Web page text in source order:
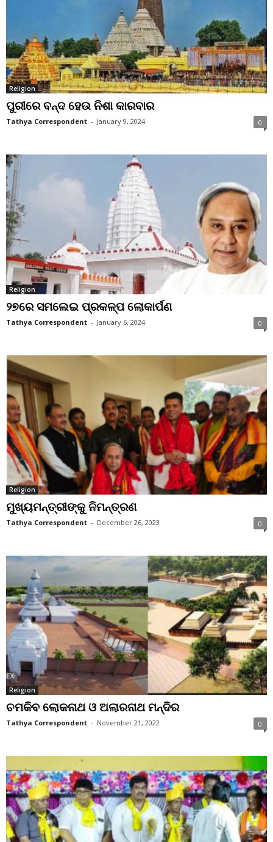
Religion
ପୁରୀରେ ବନ୍ଦ ହେଉ ନିଶା କାରବାର
Tathya Correspondent - January 9, 2024 0
Religion
୨୭ରେ ସମଲେଇ ପ୍ରକଳ୍ପ ଲୋକାର୍ପଣ
Tathya Correspondent - January 6, 2024 0
Religion
ମୁଖ୍ୟମନ୍ତ୍ରୀଙ୍କୁ ନିମନ୍ତ୍ରଣ
Tathya Correspondent - December 26, 2023 0
Religion
ଚମକିବ ଲୋକନାଥ ଓ ଅଲାରନାଥ ମନ୍ଦିର
Tathya Correspondent - November 21, 2022 0